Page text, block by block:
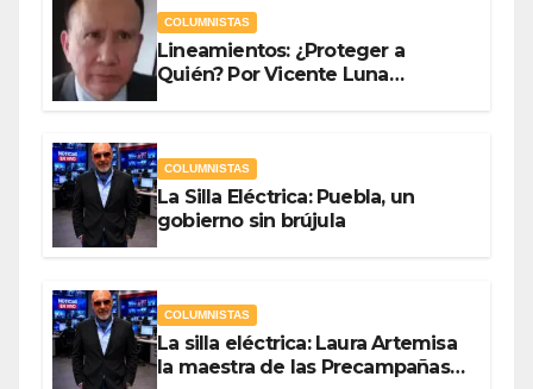
COLUMNISTAS
Lineamientos: ¿Proteger a
Quién? Por Vicente Luna
COLUMNISTAS
La Silla Eléctrica: Puebla, un
gobierno sin brújula
COLUMNISTAS
La silla eléctrica: Laura Artemisa
la maestra de las Precampañas